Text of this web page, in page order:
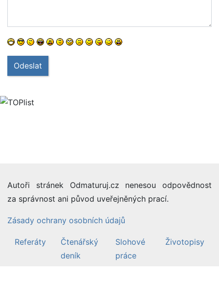
Odeslat
Autoři stránek Odmaturuj.cz nenesou odpovědnost
za správnost ani původ uveřejněných prací.
Zásady ochrany osobních údajů
Referáty
Čtenářský
deník
Slohové
práce
Životopisy